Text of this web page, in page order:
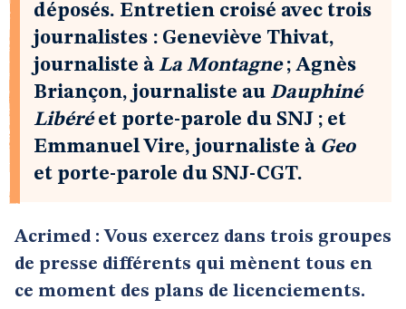
déposés. Entretien croisé avec trois
journalistes : Geneviève Thivat,
journaliste à La Montagne; Agnès
Briançon, journaliste au Dauphiné
Libéréet porte-parole du SNJ ; et
Emmanuel Vire, journaliste à Geo
et porte-parole du SNJ-CGT.
Acrimed : Vous exercez dans trois groupes
de presse différents qui mènent tous en
ce moment des plans de licenciements.